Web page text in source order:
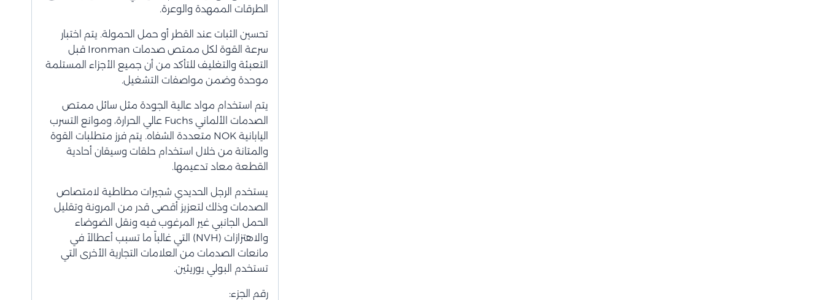
الطرقات الممهدة والوعرة.
تحسين الثبات عند القطر أو حمل الحمولة. يتم اختبار
سرعة القوة لكل ممتص صدمات Ironman قبل
التعبئة والتغليف للتأكد من أن جميع الأجزاء المستلمة
موحدة وضمن مواصفات التشغيل.
يتم استخدام مواد عالية الجودة مثل سائل ممتص
الصدمات الألماني Fuchs عالي الحرارة، وموانع التسرب
اليابانية NOK متعددة الشفاه. يتم فرز متطلبات القوة
والمتانة من خلال استخدام حلقات وسيقان أحادية
القطعة معاد تدعيمها.
يستخدم الرجل الحديدي شجيرات مطاطية لامتصاص
الصدمات وذلك لتعزيز أقصى قدر من المرونة وتقليل
الحمل الجانبي غير المرغوب فيه ونقل الضوضاء
والاهتزازات (NVH) التي غالباً ما تسبب أعطالاً في
مانعات الصدمات من العلامات التجارية الأخرى التي
تستخدم البولي يوريثين.
رقم الجزء: